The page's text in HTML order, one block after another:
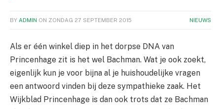
BY ADMIN ON ZONDAG 27 SEPTEMBER 2015 NIEUWS
Als er één winkel diep in het dorpse DNA van
Princenhage zit is het wel Bachman. Wat je ook zoekt,
eigenlijk kun je voor bijna al je huishoudelijke vragen
een antwoord vinden bij deze sympathieke zaak. Het
Wijkblad Princenhage is dan ook trots dat ze Bachman